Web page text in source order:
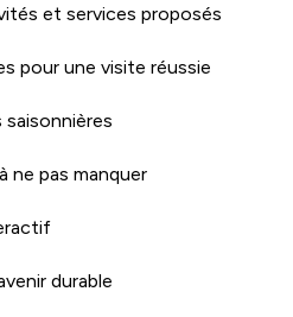
et services proposés
pour une visite réussie
ne pas manquer
durable